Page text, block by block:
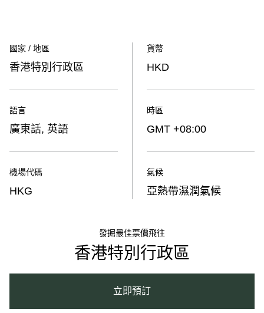
國家 / 地區
香港特別行政區
語言
廣東話, 英語
機場代碼
HKG
貨幣
HKD
時區
GMT +08:00
氣候
亞熱帶濕潤氣候
發掘最佳票價飛往
香港特別行政區
立即預訂